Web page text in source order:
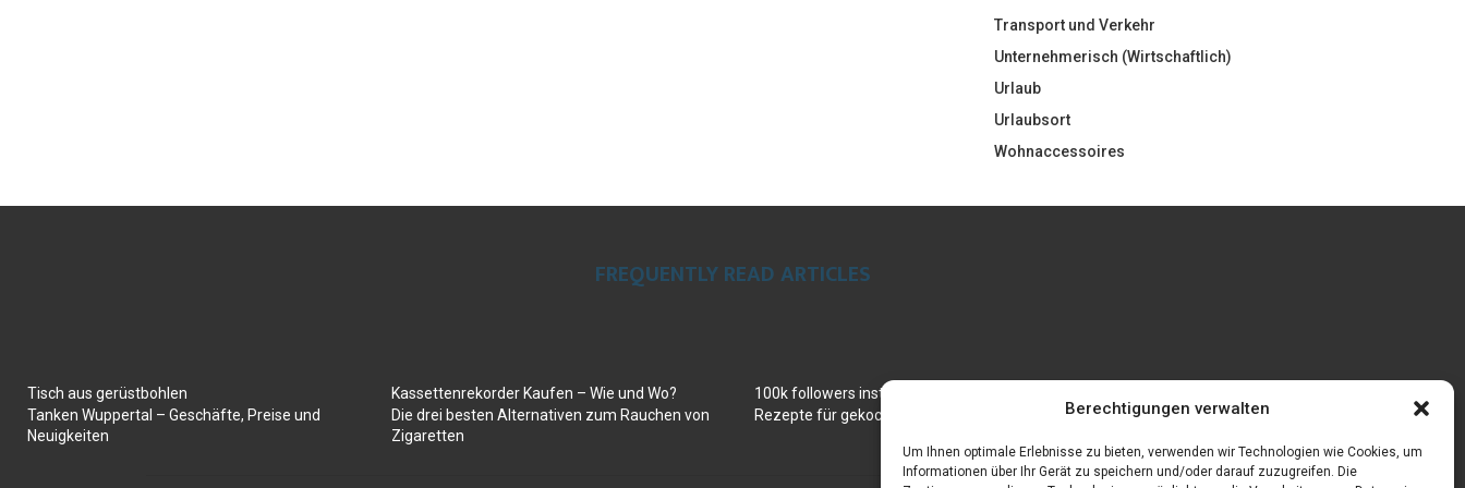
Berechtigungen verwalten
Um Ihnen optimale Erlebnisse zu bieten, verwenden wir Technologien wie Cookies, um
Informationen über Ihr Gerät zu speichern und/oder darauf zuzugreifen. Die
Transport und Verkehr
Unternehmerisch (Wirtschaftlich)
Urlaub
Urlaubsort
Wohnaccessoires
FREQUENTLY READ ARTICLES
Tisch aus gerüstbohlen
Tanken Wuppertal – Geschäfte, Preise und
Neuigkeiten
Kassettenrekorder Kaufen – Wie und Wo?
Die drei besten Alternativen zum Rauchen von
Zigaretten
100k followers instagram buy
Rezepte für gekochte Süßkartoffeln
eigenen Bild